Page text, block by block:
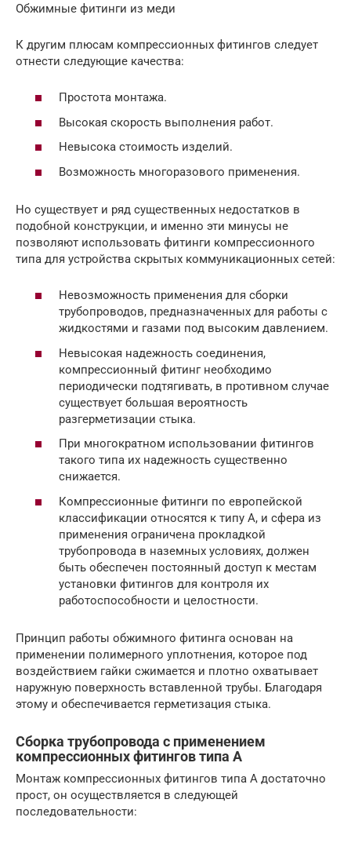
Обжимные фитинги из меди
К другим плюсам компрессионных фитингов следует
отнести следующие качества:
Простота монтажа.
Высокая скорость выполнения работ.
Невысока стоимость изделий.
Возможность многоразового применения.
Но существует и ряд существенных недостатков в
подобной конструкции, и именно эти минусы не
позволяют использовать фитинги компрессионного
типа для устройства скрытых коммуникационных сетей:
Невозможность применения для сборки
трубопроводов, предназначенных для работы с
жидкостями и газами под высоким давлением.
Невысокая надежность соединения,
компрессионный фитинг необходимо
периодически подтягивать, в противном случае
существует большая вероятность
разгерметизации стыка.
При многократном использовании фитингов
такого типа их надежность существенно
снижается.
Компрессионные фитинги по европейской
классификации относятся к типу А, и сфера из
применения ограничена прокладкой
трубопровода в наземных условиях, должен
быть обеспечен постоянный доступ к местам
установки фитингов для контроля их
работоспособности и целостности.
Принцип работы обжимного фитинга основан на
применении полимерного уплотнения, которое под
воздействием гайки сжимается и плотно охватывает
наружную поверхность вставленной трубы. Благодаря
этому и обеспечивается герметизация стыка.
Сборка трубопровода с применением
компрессионных фитингов типа А
Монтаж компрессионных фитингов типа А достаточно
прост, он осуществляется в следующей
последовательности: